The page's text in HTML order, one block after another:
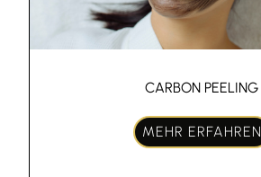
CARBON PEELING
MEHR ERFAHREN